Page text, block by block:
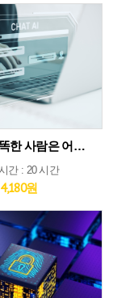
AI시대, 똑똑한 사람은 어떻게 생각하고 질문하는가
간 : 20 시간
4,180원